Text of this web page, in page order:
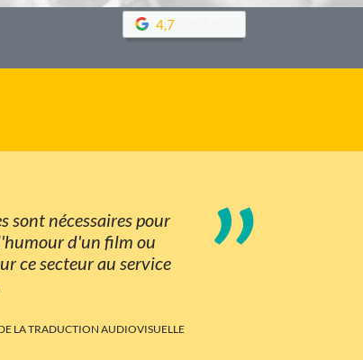
4,7
sont nécessaires pour
d'un film ou
ce secteur au service
”
LA TRADUCTION AUDIOVISUELLE